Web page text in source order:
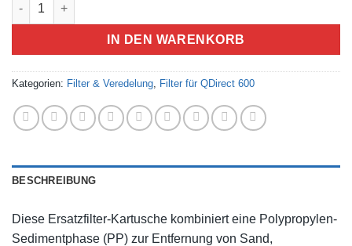
IN DEN WARENKORB
Kategorien: Filter & Veredelung Filter für QDirect 600
BESCHREIBUNG
Diese Ersatzfilter-Kartusche kombiniert eine Polypropylen-
Sedimentphase (PP) zur Entfernung von Sand,